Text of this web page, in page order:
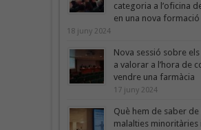
categoria a l’oficina
en una nova formació
18 juny 2024
Nova sessió sobre
a valorar a l’hora de
vendre una farmàcia
17 juny 2024
Què hem de saber de
malalties minoritàries